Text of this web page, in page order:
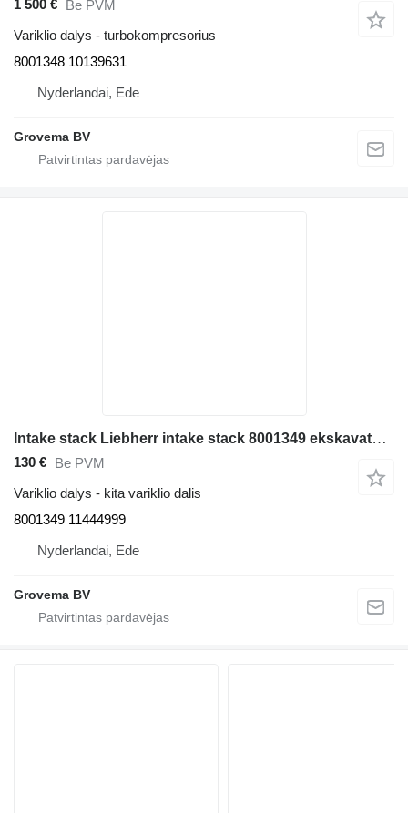
1 500 €
Be PVM
Variklio dalys - turbokompresorius
8001348 10139631
Nyderlandai, Ede
Grovema BV
Intake stack Liebherr intake stack 8001349 ekskavatoriaus Liebherr A924 / A924 HL / LH30 C / LH30 M / LH40 C / LH40 CP / LH50 CHR / LH50 M / LH50 MHR / LH50 MT / LH60 C / LH60 CHR / LH60 M / LH60 MHR / LH60 MT
130 € Be PVM
Variklio dalys - kita variklio dalis
8001349 11444999
Nyderlandai, Ede
Grovema BV